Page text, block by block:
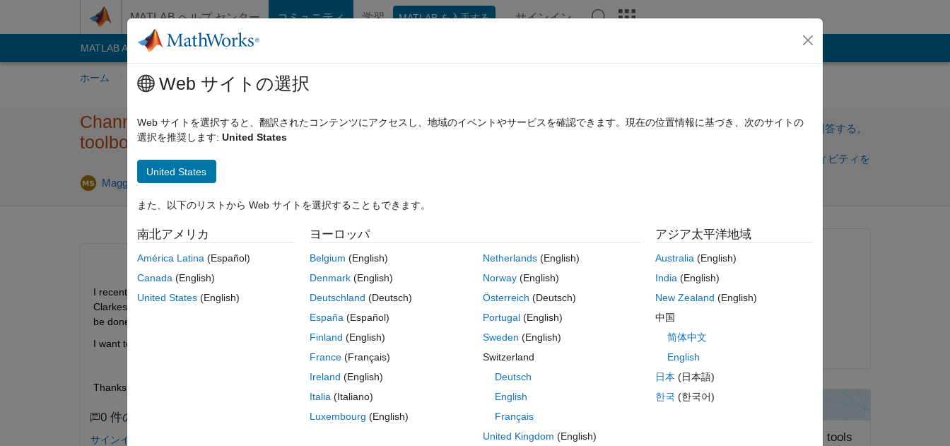
MATLAB ヘルプ センター コミュニティ 学習 MATLAB を入手する サインイン
MATLAB Answers File Exchange
ホーム 質問する 回答 閲覧 MATLAB に関する FAQ
Channel Equalization for the comm.RayleighFading communication
toolbox for Frequency Selective channel?
Maggie Shammaa 2021 2 月 10
サインインしてこの質問に回答する。
サインインしてアクティビティを
I recently used the comm.rayleighfading communication toolbox to create random channel taps with some correlation (Jakes,
Clarkes Models). In flat fading it is easy to obtain the H matrix and equalize accordingly. However, I dont know how it should
be done using this toolbox in multipath frequency selective channels.
I want to use the channel output y and the path gains h to reconstruct the input signal x.
Thanks in advance
0 件のコメント
サインインしてコメントする。
2021 年 2 月 10 日
Web サイトの選択
Web サイトを選択すると、翻訳されたコンテンツにアクセスし、地域のイベントやサービスを確認できます。現在の位置情報に基づき、次のサイトの
選択を推奨します: United States
United States
また、以下のリストから Web サイトを選択することもできます。
南北アメリカ
América Latina (Español)
Canada (English)
United States (English)
ヨーロッパ
Belgium (English)
Denmark (English)
Deutschland (Deutsch)
España (Español)
Finland (English)
France (Français)
Ireland (English)
Italia (Italiano)
Luxembourg (English)
Netherlands(English)
Norway(English)
Österreich (Deutsch)
Portugal(English)
Sweden (English)
Switzerland
Deutsch
English
Français
United Kingdom (English)
アジア太平洋地域
Australia(English)
India(English)
New Zealand (English)
中国
简体中文
English
日本 (日本語)
한국 (한국어)